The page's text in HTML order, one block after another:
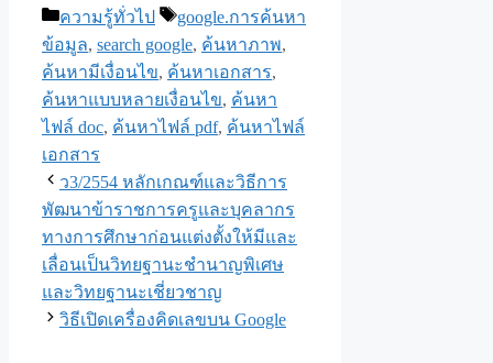
Categories
ความรู้ทั่วไป Tags
google.การค้นหา
ข้อมูล, search google, ค้นหาภาพ,
ค้นหามีเงื่อนไข, ค้นหาเอกสาร,
ค้นหาแบบหลายเงื่อนไข, ค้นหา
ไฟล์ doc, ค้นหาไฟล์ pdf, ค้นหาไฟล์
เอกสาร
ว3/2554 หลักเกณฑ์และวิธีการ
พัฒนาข้าราชการครูและบุคลากร
ทางการศึกษาก่อนแต่งตั้งให้มีและ
เลื่อนเป็นวิทยฐานะชำนาญพิเศษ
และวิทยฐานะเชี่ยวชาญ
วิธีเปิดเครื่องคิดเลขบน Google